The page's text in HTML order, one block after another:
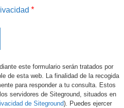
*
este formulario serán tratados por
de esta web. La finalidad de la recogida
para responder a tu consulta. Estos
servidores de Siteground, situados en
de Siteground). Puedes ejercer